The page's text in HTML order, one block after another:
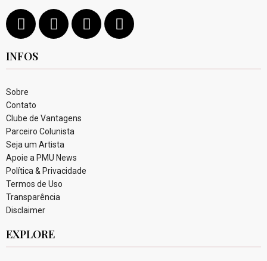
INFOS
Sobre
Contato
Clube de Vantagens
Parceiro Colunista
Seja um Artista
Apoie a PMU News
Política & Privacidade
Termos de Uso
Transparência
Disclaimer
EXPLORE